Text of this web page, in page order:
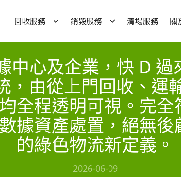
回收服務 銷毀服務 清場服務 關
中心及企業，快 D
，由從上門回收、運
全程透明可視。完
據資產處置，絕無
的綠色物流新定義。
2026-06-09